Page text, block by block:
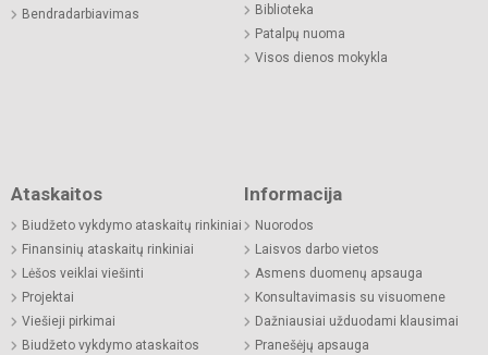
Bendradarbiavimas
Biblioteka
Patalpų nuoma
Visos dienos mokykla
Ataskaitos
Biudžeto vykdymo ataskaitų rinkiniai
Finansinių ataskaitų rinkiniai
Lėšos veiklai viešinti
Projektai
Viešieji pirkimai
Biudžeto vykdymo ataskaitos
Informacija
Nuorodos
Laisvos darbo vietos
Asmens duomenų apsauga
Konsultavimasis su visuomene
Dažniausiai užduodami klausimai
Pranešėjų apsauga